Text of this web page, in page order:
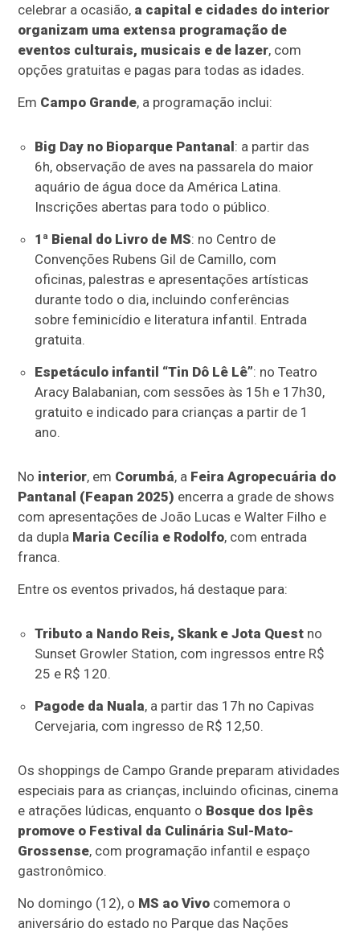
celebrar a ocasião, a capital e cidades do interior
organizam uma extensa programação de
eventos culturais, musicais e de lazer, com
opções gratuitas e pagas para todas as idades.
Em Campo Grande, a programação inclui:
Big Day no Bioparque Pantanal: a partir das
6h, observação de aves na passarela do maior
aquário de água doce da América Latina.
Inscrições abertas para todo o público.
1ª Bienal do Livro de MS: no Centro de
Convenções Rubens Gil de Camillo, com
oficinas, palestras e apresentações artísticas
durante todo o dia, incluindo conferências
sobre feminicídio e literatura infantil. Entrada
gratuita.
Espetáculo infantil “Tin Dô Lê Lê”: no Teatro
Aracy Balabanian, com sessões às 15h e 17h30,
gratuito e indicado para crianças a partir de 1
ano.
No interior, em Corumbá, a Feira Agropecuária do
Pantanal (Feapan 2025) encerra a grade de shows
com apresentações de João Lucas e Walter Filho e
da dupla Maria Cecília e Rodolfo, com entrada
franca.
Entre os eventos privados, há destaque para:
Tributo a Nando Reis, Skank e Jota Questno
Sunset Growler Station, com ingressos entre R$
25 e R$ 120.
Pagode da Nuala, a partir das 17h no Capivas
Cervejaria, com ingresso de R$ 12,50.
Os shoppings de Campo Grande preparam atividades
especiais para as crianças, incluindo oficinas, cinema
e atrações lúdicas, enquanto o Bosque dos Ipês
promove o Festival da Culinária Sul-Mato-
Grossense, com programação infantil e espaço
gastronômico.
No domingo (12), o MS ao Vivo comemora o
aniversário do estado no Parque das Nações